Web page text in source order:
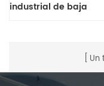
industrial de baja
Fuente de
personalizada.
440 V, 60 Hz. R404A.
Un